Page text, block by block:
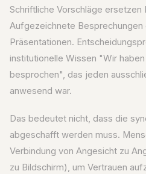
Schriftliche Vorschläge ersetzen
Aufgezeichnete
Präsentationen.
institutionelle Wissen "Wir
besprochen", das jeden
anwesend war.
Das bedeutet nicht, dass die
abgeschafft werden muss.
Verbindung von Angesicht zu
zu Bildschirm), um Vertrauen